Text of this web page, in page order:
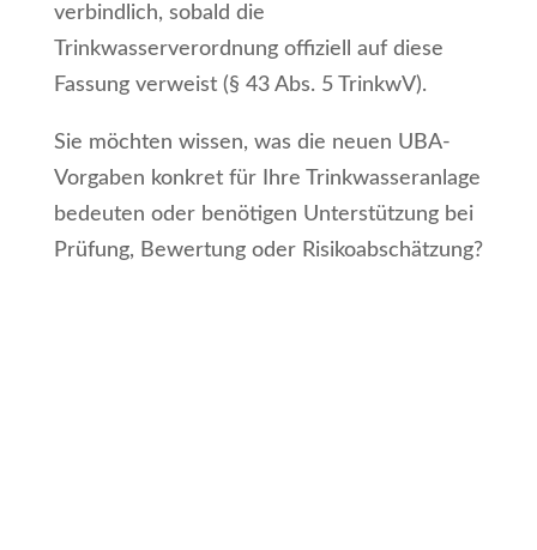
verbindlich, sobald die
Trinkwasserverordnung offiziell auf diese
Fassung verweist (§ 43 Abs. 5 TrinkwV).
Sie möchten wissen, was die neuen UBA-
Vorgaben konkret für Ihre Trinkwasseranlage
bedeuten oder benötigen Unterstützung bei
Prüfung, Bewertung oder Risikoabschätzung?